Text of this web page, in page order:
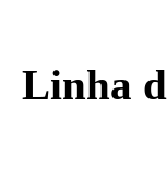
Linha